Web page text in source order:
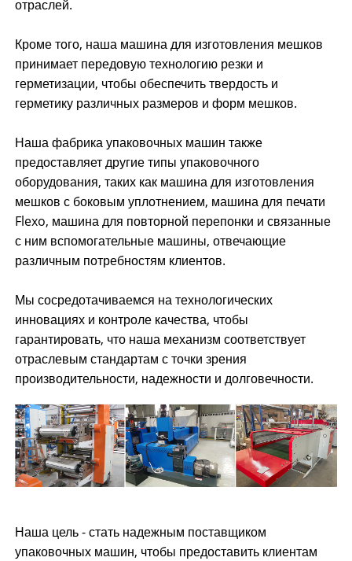
отраслей.
Кроме того, наша машина для изготовления мешков
принимает передовую технологию резки и
герметизации, чтобы обеспечить твердость и
герметику различных размеров и форм мешков.
Наша фабрика упаковочных машин также
предоставляет другие типы упаковочного
оборудования, таких как машина для изготовления
мешков с боковым уплотнением, машина для печати
Flexo, машина для повторной перепонки и связанные
с ним вспомогательные машины, отвечающие
различным потребностям клиентов.
Мы сосредотачиваемся на технологических
инновациях и контроле качества, чтобы
гарантировать, что наша механизм соответствует
отраслевым стандартам с точки зрения
производительности, надежности и долговечности.
Наша цель - стать надежным поставщиком
упаковочных машин, чтобы предоставить клиентам